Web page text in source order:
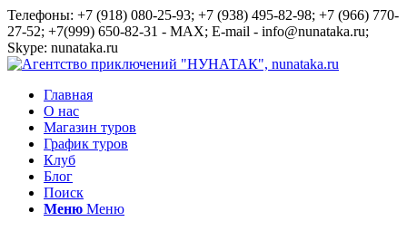
Телефоны: +7 (918) 080-25-93; +7 (938) 495-82-98; +7 (966) 770-
27-52; +7(999) 650-82-31 - MAX; E-mail - info@nunataka.ru;
Skype: nunataka.ru
Главная
О нас
Магазин туров
График туров
Клуб
Блог
Поиск
Меню Меню